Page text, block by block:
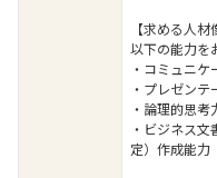
【求める人材
以下の能力を
・コミュニ
・プレゼン
・論理的思考
・ビジネス
定）作成能力